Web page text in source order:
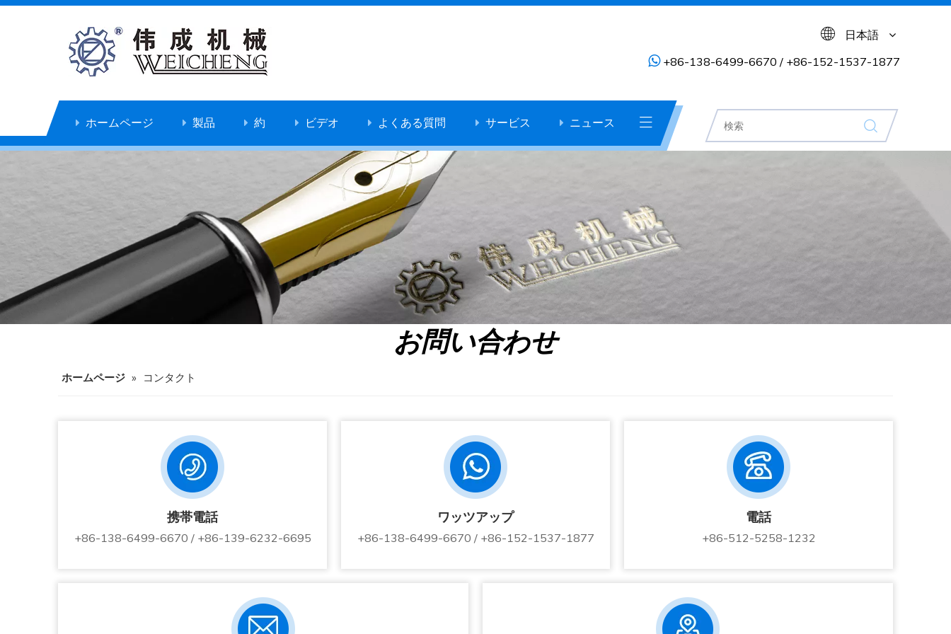
日本語
+86-138-6499-6670 / +86-152-1537-1877
ホームページ 製品 約 ビデオ よくある質問 サービス ニュース
お問い合わせ
ホームページ » コンタクト
携帯電話
+86-138-6499-6670 / +86-139-6232-6695
ワッツアップ
+86-138-6499-6670 / +86-152-1537-1877
電話
+86-512-5258-1232